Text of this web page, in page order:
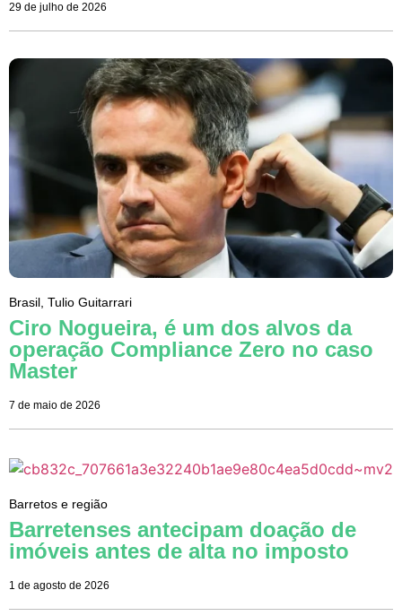
29 de julho de 2026
Brasil Tulio Guitarrari
Ciro Nogueira, é um dos alvos da
operação Compliance Zero no caso
Master
7 de maio de 2026
Barretos e região
Barretenses antecipam doação de
imóveis antes de alta no imposto
1 de agosto de 2026